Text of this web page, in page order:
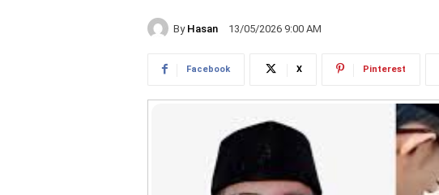
By Hasan 13/05/2026 9:00 AM
Facebook X Pinterest